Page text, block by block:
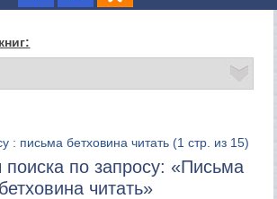
: письма бетховина читать (1 стр. из 15)
поиска по запросу: «Письма
бетховина читать»